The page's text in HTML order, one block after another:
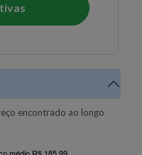
encontrado ao longo